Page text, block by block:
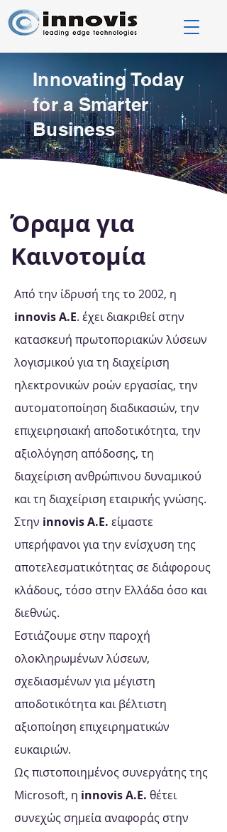
Innovating Today
for a Smarter
Business
Όραμα για
Καινοτομία
Από την ίδρυσή της το 2002, η
innovis Α.Ε. έχει διακριθεί στην
κατασκευή πρωτοποριακών λύσεων
λογισμικού για τη διαχείριση
ηλεκτρονικών ροών εργασίας, την
αυτοματοποίηση διαδικασιών, την
επιχειρησιακή αποδοτικότητα, την
αξιολόγηση απόδοσης, τη
διαχείριση ανθρώπινου δυναμικού
και τη διαχείριση εταιρικής γνώσης.
Στην innovis Α.Ε. είμαστε
υπερήφανοι για την ενίσχυση της
αποτελεσματικότητας σε διάφορους
κλάδους, τόσο στην Ελλάδα όσο και
διεθνώς.
Εστιάζουμε στην παροχή
ολοκληρωμένων λύσεων,
σχεδιασμένων για μέγιστη
αποδοτικότητα και βέλτιστη
αξιοποίηση επιχειρηματικών
ευκαιριών.
Ως πιστοποιημένος συνεργάτης της
Microsoft, η innovis Α.Ε. θέτει
συνεχώς σημεία αναφοράς στην